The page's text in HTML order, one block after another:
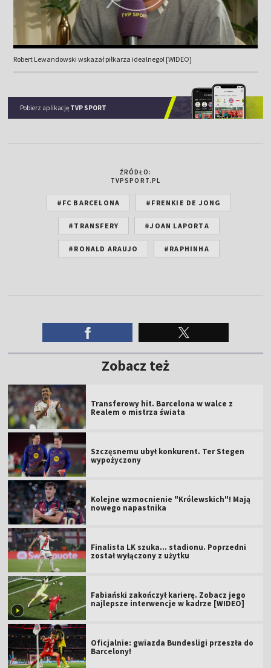
Robert Lewandowski wskazał piłkarza idealnego! [WIDEO]
Pobierz aplikację TVP SPORT
ŹRÓDŁO:
TVPSPORT.PL
#FC BARCELONA #FRENKIE DE JONG
#TRANSFERY #JOAN LAPORTA
#RONALD ARAUJO #RAPHINHA
Zobacz też
Transferowy hit. Barcelona w walce z
Realem o mistrza świata
Szczęsnemu ubył konkurent. Ter Stegen
wypożyczony
Kolejne wzmocnienie "Królewskich"! Mają
nowego napastnika
Finalista LK szuka... stadionu. Poprzedni
został wyłączony z użytku
Fabiański zakończył karierę. Zobacz jego
najlepsze interwencje w kadrze [WIDEO]
Oficjalnie: gwiazda Bundesligi przeszła do
Barcelony!